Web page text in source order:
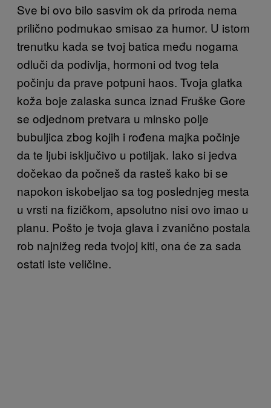
Sve bi ovo bilo sasvim ok da priroda nema
prilično podmukao smisao za humor. U istom
trenutku kada se tvoj batica među nogama
odluči da podivlja, hormoni od tvog tela
počinju da prave potpuni haos. Tvoja glatka
koža boje zalaska sunca iznad Fruške Gore
se odjednom pretvara u minsko polje
bubuljica zbog kojih i rođena majka počinje
da te ljubi isključivo u potiljak. Iako si jedva
dočekao da počneš da rasteš kako bi se
napokon iskobeljao sa tog poslednjeg mesta
u vrsti na fizičkom, apsolutno nisi ovo imao u
planu. Pošto je tvoja glava i zvanično postala
rob najnižeg reda tvojoj kiti, ona će za sada
ostati iste veličine.